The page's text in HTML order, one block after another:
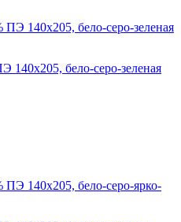
140х205, бело-серо-зеленая